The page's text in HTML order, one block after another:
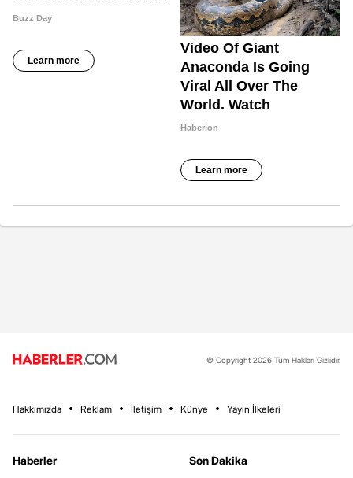
© Copyright 2026 Tüm Hakları Gizlidir.
Hakkımızda Reklam İletişim Künye Yayın İlkeleri
Haberler
Son Dakika